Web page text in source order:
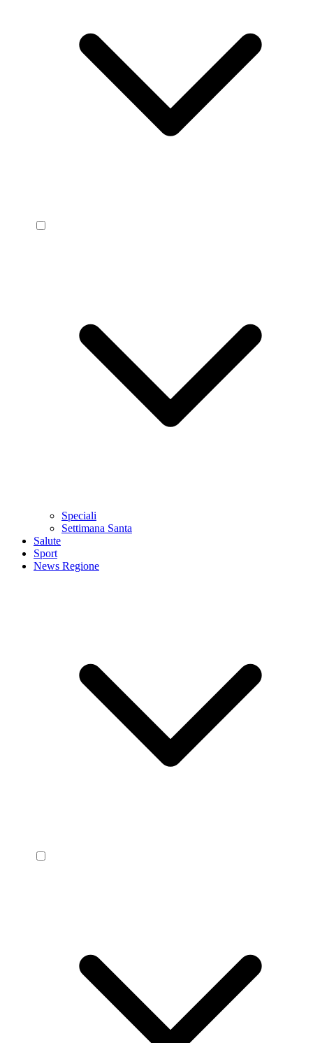
Speciali
Settimana Santa
Salute
Sport
News Regione